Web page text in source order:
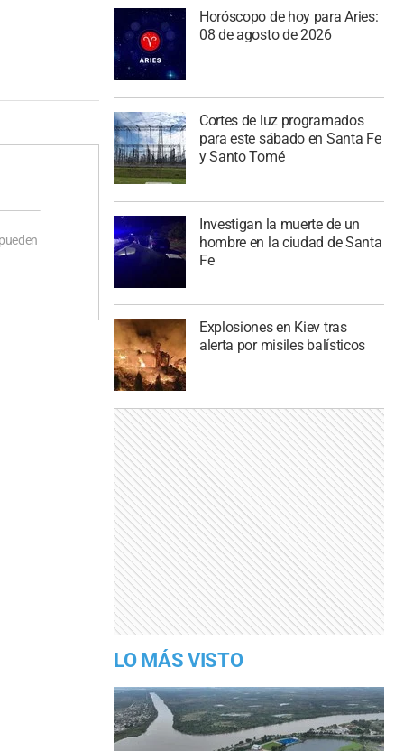
Horóscopo de hoy para Aries:
08 de agosto de 2026
Cortes de luz programados
para este sábado en Santa Fe
y Santo Tomé
Investigan la muerte de un
hombre en la ciudad de Santa
Fe
Explosiones en Kiev tras
alerta por misiles balísticos
LO MÁS VISTO